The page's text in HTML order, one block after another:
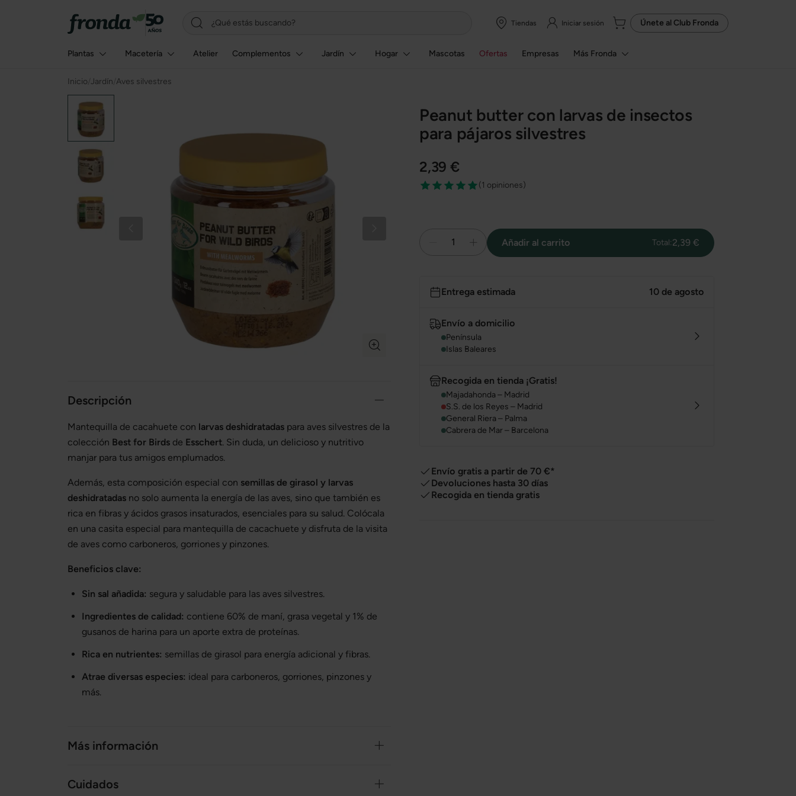
Tiendas Iniciar sesión Únete al Club Fronda
Plantas Macetería Atelier Complementos Jardín Hogar Mascotas Ofertas Empresas Más Fronda
Inicio Jardín Aves silvestres
Peanut butter con larvas de insectos
para pájaros silvestres
2,39 €
(1 opiniones)
1 Añadir al carrito Total:2,39 €
Entrega estimada 10 de agosto
Envío a domicilio
Península
Islas Baleares
Recogida en tienda ¡Gratis!
Majadahonda – Madrid
S.S. de los Reyes – Madrid
General Riera – Palma
Cabrera de Mar – Barcelona
Envío gratis a partir de 70 €*
Devoluciones hasta 30 días
Recogida en tienda gratis
Descripción
Mantequilla de cacahuete con larvas deshidratadas para aves silvestres de la
colección Best for Birds de Esschert. Sin duda, un delicioso y nutritivo
manjar para tus amigos emplumados.
Además, esta composición especial con semillas de girasol y larvas
deshidratadas no solo aumenta la energía de las aves, sino que también es
rica en fibras y ácidos grasos insaturados, esenciales para su salud. Colócala
en una casita especial para mantequilla de cacachuete y disfruta de la visita
de aves como carboneros, gorriones y pinzones.
Beneficios clave:
Sin sal añadida: segura y saludable para las aves silvestres.
Ingredientes de calidad: contiene 60% de maní, grasa vegetal y 1% de
gusanos de harina para un aporte extra de proteínas.
Rica en nutrientes: semillas de girasol para energía adicional y fibras.
Atrae diversas especies: ideal para carboneros, gorriones, pinzones y
más.
Más información
Cuidados